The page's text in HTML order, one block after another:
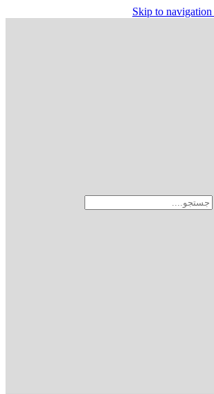
Skip to navigation